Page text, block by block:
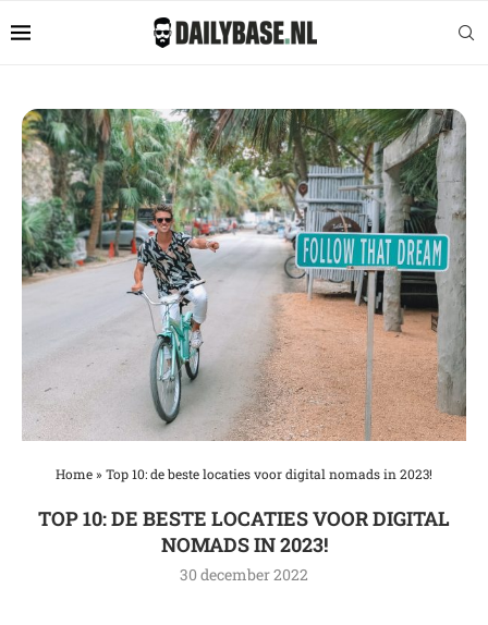
Home» Top 10: de beste locaties voor digital nomads in 2023!
TOP 10: DE BESTE LOCATIES VOOR DIGITAL
NOMADS IN 2023!
30 december 2022